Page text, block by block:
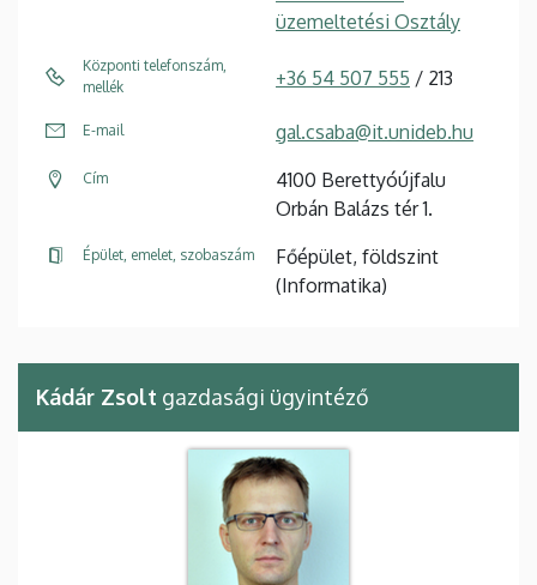
üzemeltetési Osztály
Központi telefonszám,
mellék
+36 54 507 555 / 213
E-mail gal.csaba@it.unideb.hu
Cím
4100 Berettyóújfalu
Orbán Balázs tér 1.
Épület, emelet, szobaszám
Főépület, földszint
(Informatika)
Kádár Zsolt gazdasági ügyintéző